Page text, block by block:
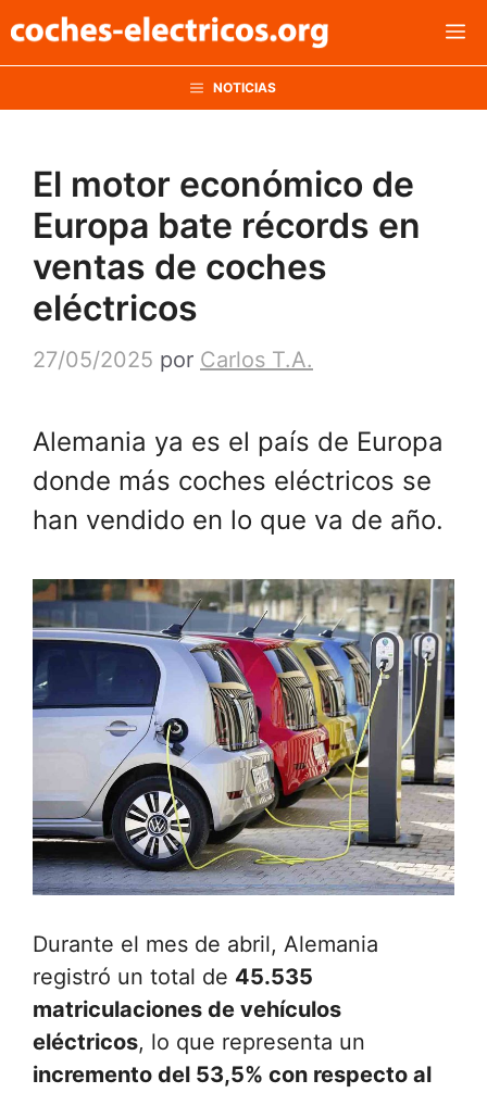
al
NOTICIAS
El motor económico de
Europa bate récords en
ventas de coches
eléctricos
27/05/2025 por Carlos T.A.
Alemania ya es el país de Europa
donde más coches eléctricos se
han vendido en lo que va de año.
Durante el mes de abril, Alemania
registró un total de 45.535
matriculaciones de vehículos
eléctricos, lo que representa un
incremento del 53,5% con respecto al